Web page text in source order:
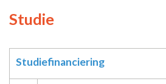
Studie
Studiefinanciering